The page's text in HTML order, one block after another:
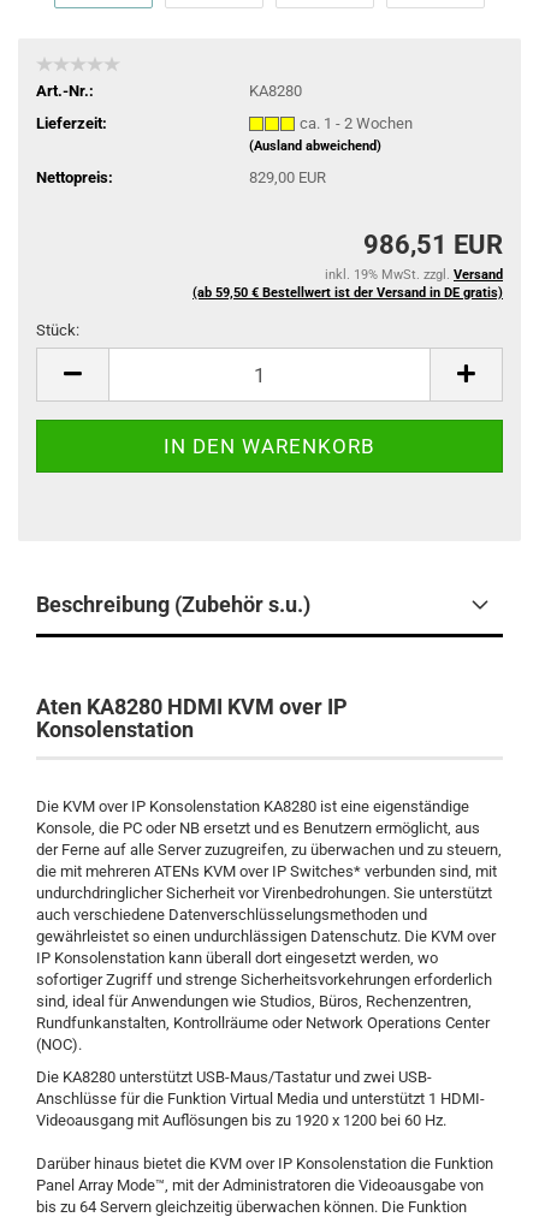
Art.-Nr.:
KA8280
Lieferzeit:
ca. 1 - 2 Wochen
(Ausland abweichend)
Nettopreis: 829,00 EUR
986,51 EUR
inkl. 19% MwSt. zzgl. Versand
(ab 59,50 € Bestellwert ist der Versand in DE gratis)
Stück:
Beschreibung (Zubehör s.u.)
Aten KA8280 HDMI KVM over IP
Konsolenstation
Die KVM over IP Konsolenstation KA8280 ist eine eigenständige
Konsole, die PC oder NB ersetzt und es Benutzern ermöglicht, aus
der Ferne auf alle Server zuzugreifen, zu überwachen und zu steuern,
die mit mehreren ATENs KVM over IP Switches* verbunden sind, mit
undurchdringlicher Sicherheit vor Virenbedrohungen. Sie unterstützt
auch verschiedene Datenverschlüsselungsmethoden und
gewährleistet so einen undurchlässigen Datenschutz. Die KVM over
IP Konsolenstation kann überall dort eingesetzt werden, wo
sofortiger Zugriff und strenge Sicherheitsvorkehrungen erforderlich
sind, ideal für Anwendungen wie Studios, Büros, Rechenzentren,
Rundfunkanstalten, Kontrollräume oder Network Operations Center
(NOC).
Die KA8280 unterstützt USB-Maus/Tastatur und zwei USB-
Anschlüsse für die Funktion Virtual Media und unterstützt 1 HDMI-
Videoausgang mit Auflösungen bis zu 1920 x 1200 bei 60 Hz.
Darüber hinaus bietet die KVM over IP Konsolenstation die Funktion
Panel Array Mode™, mit der Administratoren die Videoausgabe von
bis zu 64 Servern gleichzeitig überwachen können. Die Funktion